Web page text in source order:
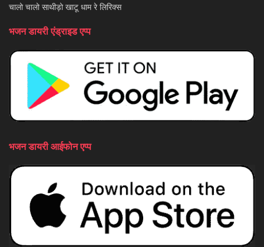
चालो चालो साथीड़ो खाटू धाम रे लिरिक्स
भजन डायरी एंड्राइड एप्प
भजन डायरी आईफोन एप्प